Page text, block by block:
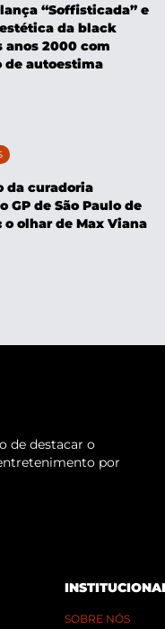
“Soffisticada” e
da black
anos 2000 com
de autoestima
da curadoria
GP de São Paulo de
o olhar de Max Viana
de destacar o
por
SOBRE NÓS